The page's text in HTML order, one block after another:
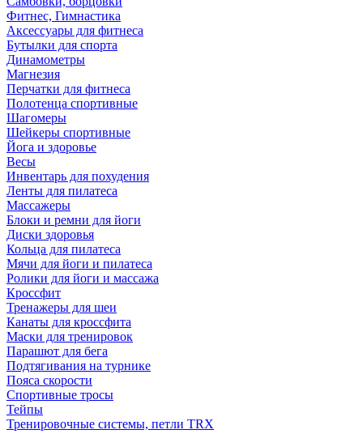
Фитнес, Гимнастика
Аксессуары для фитнеса
Бутылки для спорта
Динамометры
Магнезия
Перчатки для фитнеса
Полотенца спортивные
Шагомеры
Шейкеры спортивные
Йога и здоровье
Весы
Инвентарь для похудения
Ленты для пилатеса
Массажеры
Блоки и ремни для йоги
Диски здоровья
Кольца для пилатеса
Мячи для йоги и пилатеса
Ролики для йоги и массажа
Кроссфит
Тренажеры для шеи
Канаты для кроссфита
Маски для тренировок
Парашют для бега
Подтягивания на турнике
Пояса скорости
Спортивные тросы
Тейпы
Тренировочные системы, петли TRX